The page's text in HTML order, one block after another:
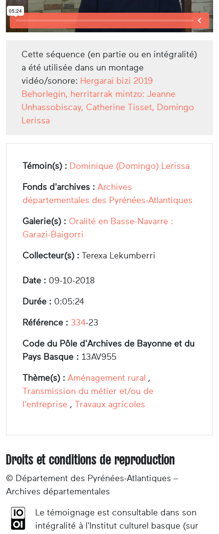
Cette séquence (en partie ou en intégralité)
a été utilisée dans un montage
vidéo/sonore: Hergarai bizi 2019
Behorlegin, herritarrak mintzo: Jeanne
Unhassobiscay, Catherine Tisset, Domingo
Lerissa
Témoin(s) : Dominique (Domingo) Lerissa
Fonds d'archives : Archives
départementales des Pyrénées-Atlantiques
Galerie(s) : Oralité en Basse-Navarre :
Garazi-Baigorri
Collecteur(s) : Terexa Lekumberri
Date : 09-10-2018
Durée : 0:05:24
Référence : 334-23
Code du Pôle d'Archives de Bayonne et du
Pays Basque : 13AV955
Thème(s) : Aménagement rural ,
Transmission du métier et/ou de
l'entreprise , Travaux agricoles
Droits et conditions de reproduction
© Département des Pyrénées-Atlantiques –
Archives départementales
Le témoignage est consultable dans son
intégralité à l'Institut culturel basque (sur